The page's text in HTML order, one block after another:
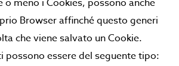
o meno i Cookies, possono anche
Browser affinché questo generi
che viene salvato un Cookie.
possono essere del seguente tipo: